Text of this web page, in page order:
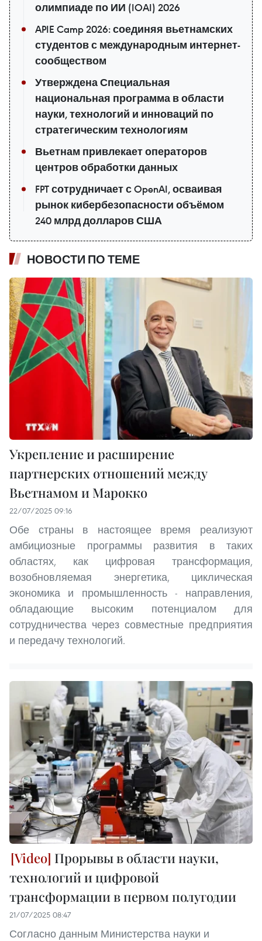
олимпиаде по ИИ (IOAI) 2026
APIE Camp 2026: соединяя вьетнамских
студентов с международным интернет-
сообществом
Утверждена Специальная
национальная программа в области
науки, технологий и инноваций по
стратегическим технологиям
Вьетнам привлекает операторов
центров обработки данных
FPT сотрудничает с OpenAI, осваивая
рынок кибербезопасности объёмом
240 млрд долларов США
НОВОСТИ ПО ТЕМЕ
Укрепление и расширение
партнерских отношений между
Вьетнамом и Марокко
22/07/2025 09:16
Обе страны в настоящее время реализуют
амбициозные программы развития в таких
областях, как цифровая трансформация,
возобновляемая энергетика, циклическая
экономика и промышленность - направления,
обладающие высоким потенциалом для
сотрудничества через совместные предприятия
и передачу технологий.
Прорывы в области науки,
технологий и цифровой
трансформации в первом полугодии
21/07/2025 08:47
Согласно данным Министерства науки и